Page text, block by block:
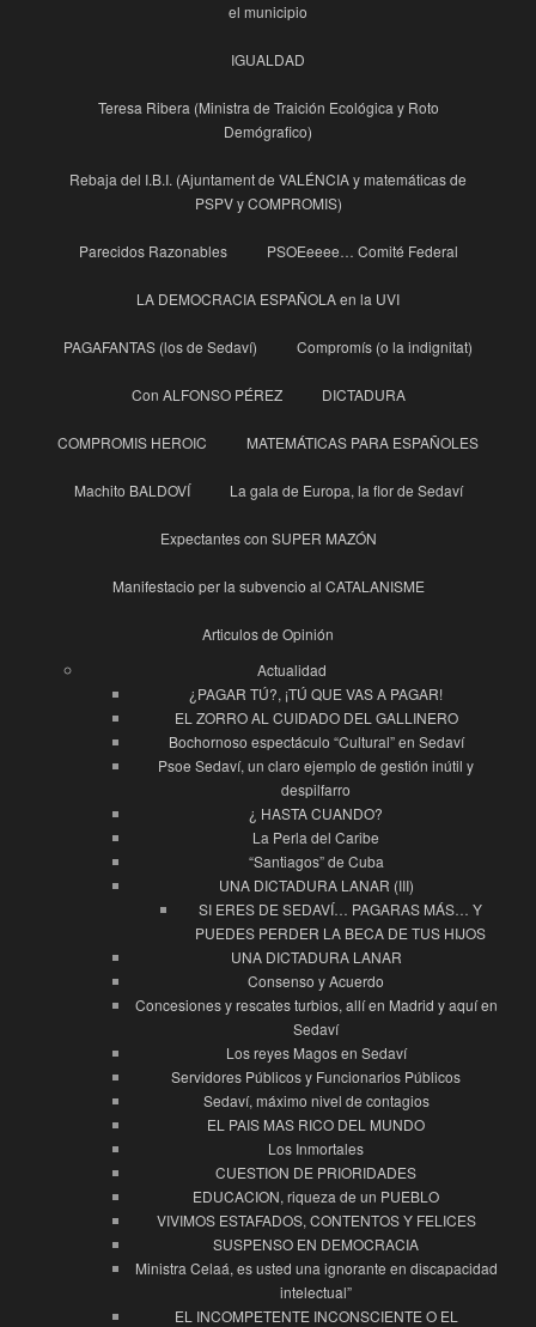
el municipio
IGUALDAD
Teresa Ribera (Ministra de Traición Ecológica y Roto
Demógrafico)
Rebaja del I.B.I. (Ajuntament de VALÉNCIA y matemáticas de
PSPV y COMPROMIS)
Parecidos Razonables PSOEeeee… Comité Federal
LA DEMOCRACIA ESPAÑOLA en la UVI
PAGAFANTAS (los de Sedaví) Compromís (o la indignitat)
Con ALFONSO PÉREZ DICTADURA
COMPROMIS HEROIC MATEMÁTICAS PARA ESPAÑOLES
Machito BALDOVÍ La gala de Europa, la flor de Sedaví
Expectantes con SUPER MAZÓN
Manifestacio per la subvencio al CATALANISME
Articulos de Opinión
Actualidad
¿PAGAR TÚ?, ¡TÚ QUE VAS A PAGAR!
EL ZORRO AL CUIDADO DEL GALLINERO
Bochornoso espectáculo “Cultural” en Sedaví
Psoe Sedaví, un claro ejemplo de gestión inútil y
despilfarro
¿ HASTA CUANDO?
La Perla del Caribe
“Santiagos” de Cuba
UNA DICTADURA LANAR (III)
SI ERES DE SEDAVÍ… PAGARAS MÁS… Y
PUEDES PERDER LA BECA DE TUS HIJOS
UNA DICTADURA LANAR
Consenso y Acuerdo
Concesiones y rescates turbios, allí en Madrid y aquí en
Sedaví
Los reyes Magos en Sedaví
Servidores Públicos y Funcionarios Públicos
Sedaví, máximo nivel de contagios
EL PAIS MAS RICO DEL MUNDO
Los Inmortales
CUESTION DE PRIORIDADES
EDUCACION, riqueza de un PUEBLO
VIVIMOS ESTAFADOS, CONTENTOS Y FELICES
SUSPENSO EN DEMOCRACIA
Ministra Celaá, es usted una ignorante en discapacidad
intelectual”
EL INCOMPETENTE INCONSCIENTE O EL